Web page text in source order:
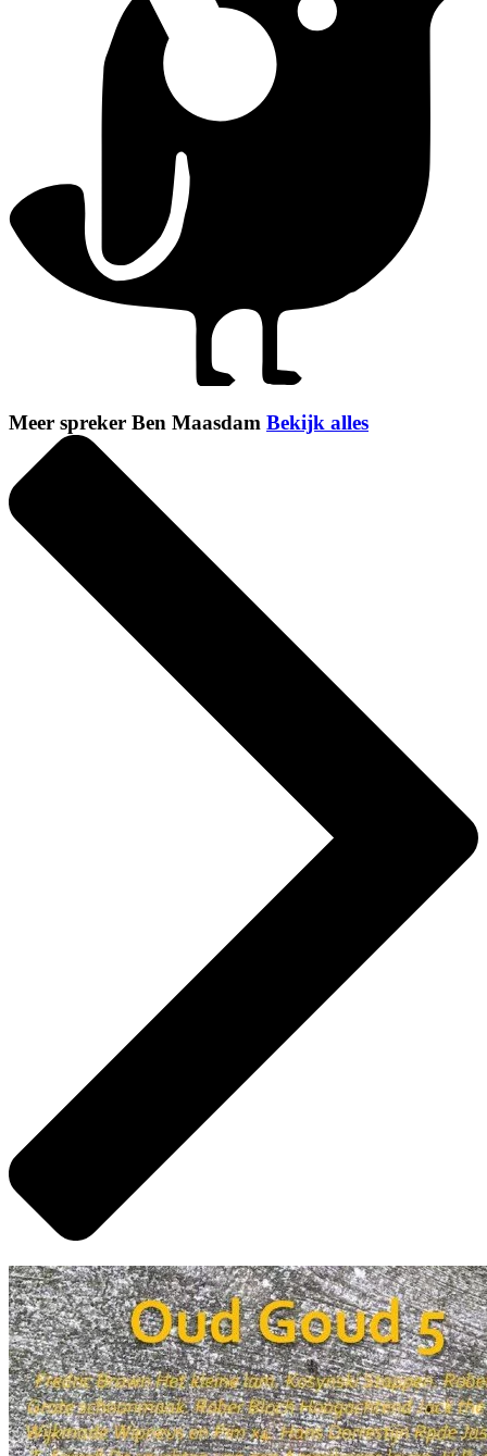
Meer spreker Ben Maasdam Bekijk alles